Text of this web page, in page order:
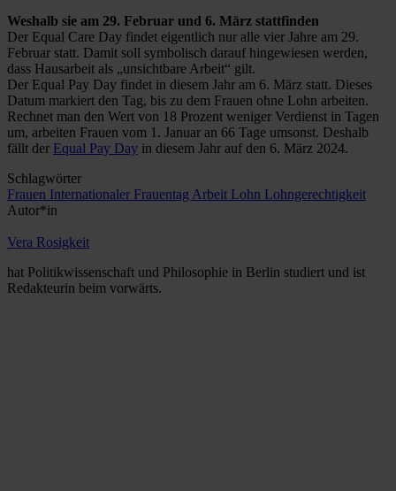
Weshalb sie am 29. Februar und 6. März stattfinden
Der Equal Care Day findet eigentlich nur alle vier Jahre am 29.
Februar statt. Damit soll symbolisch darauf hingewiesen werden,
dass Hausarbeit als „unsichtbare Arbeit“ gilt.
Der Equal Pay Day findet in diesem Jahr am 6. März statt. Dieses
Datum markiert den Tag, bis zu dem Frauen ohne Lohn arbeiten.
Rechnet man den Wert von 18 Prozent weniger Verdienst in Tagen
um, arbeiten Frauen vom 1. Januar an 66 Tage umsonst. Deshalb
fällt der Equal Pay Day in diesem Jahr auf den 6. März 2024.
Schlagwörter
Frauen Internationaler Frauentag Arbeit Lohn Lohngerechtigkeit
Autor*in
Vera Rosigkeit
hat Politikwissenschaft und Philosophie in Berlin studiert und ist
Redakteurin beim vorwärts.